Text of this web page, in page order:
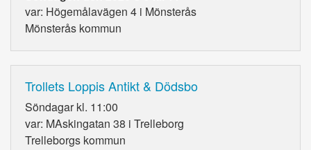
var: Högemålavägen 4 i Mönsterås
Mönsterås kommun
Trollets Loppis Antikt & Dödsbo
Söndagar kl. 11:00
var: MAskingatan 38 i Trelleborg
Trelleborgs kommun